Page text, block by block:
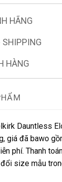
HÃNG
SHIPPING
HÀNG
Dauntless
giá đã bawo
phí. Thanh
size mẫu